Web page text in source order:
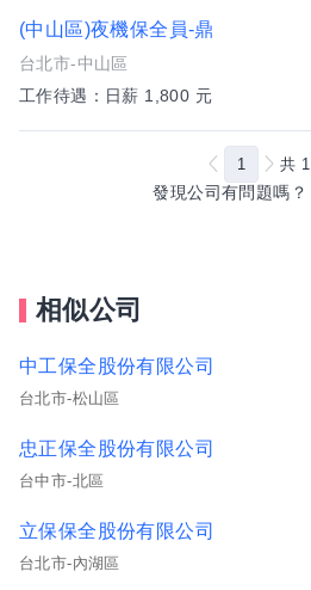
(中山區)夜機保全員-鼎
台北市-中山區
工作待遇：日薪 1,800 元
發現公司有問題嗎？
1 共 1
相似公司
中工保全股份有限公司
台北市-松山區
忠正保全股份有限公司
台中市-北區
立保保全股份有限公司
台北市-內湖區